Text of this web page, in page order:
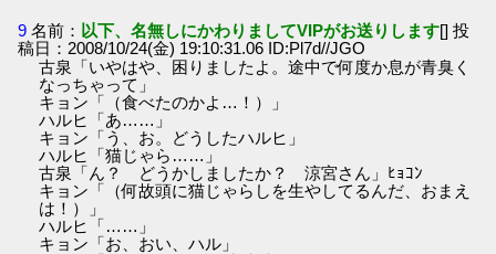
9 名前： 以下、名無しにかわりましてVIPがお送りします[] 投
稿日：2008/10/24(金) 19:10:31.06 ID:Pl7d//JGO
古泉「いやはや、困りましたよ。途中で何度か息が青臭く
なっちゃって」
キョン「（食べたのかよ…！）」
ハルヒ「あ……」
キョン「う、お。どうしたハルヒ」
ハルヒ「猫じゃら……」
古泉「ん？ どうかしましたか？ 涼宮さん」ﾋｮｺﾝ
キョン「（何故頭に猫じゃらしを生やしてるんだ、おまえ
は！）」
ハルヒ「……」
キョン「お、おい、ハル」